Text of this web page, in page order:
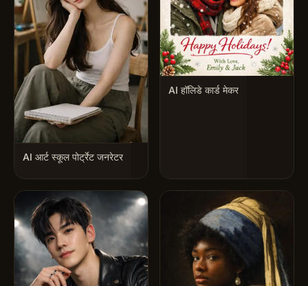
AI आर्ट स्कूल पोर्ट्रेट जनरेटर
AI हॉलिडे कार्ड मेकर